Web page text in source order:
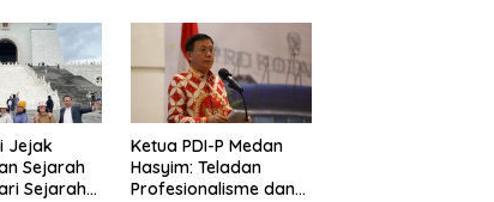
Jejak
Sejarah
Sejarah
Ketua PDI-P Medan
Hasyim: Teladan
Profesionalisme dan